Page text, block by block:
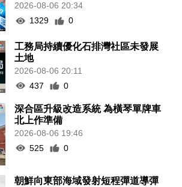
2026-08-06 20:34
1329
0
工務局持續優化石排灣社區未發展
土地
2026-08-06 20:11
437
0
深合區升級改造系統 為橫琴單牌車
北上作準備
2026-08-06 19:46
525
0
朝鮮向東部海域發射短程彈道導彈